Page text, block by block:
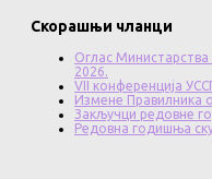
Скорашњи чланци
Оглас
2026.
VII конференција
Измене Правилника
Закључци редовне
Редовна годишња